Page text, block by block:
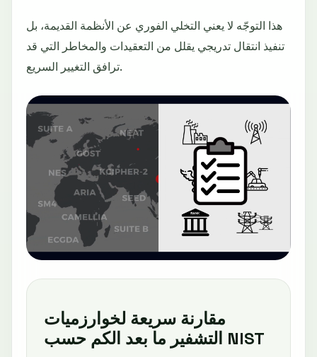
هذا التوجّه لا يعني التخلي الفوري عن الأنظمة القديمة، بل
تنفيذ انتقال تدريجي يقلل من التعقيدات والمخاطر التي قد
ترافق التغيير السريع.
مقارنة سريعة لخوارزميات
التشفير ما بعد الكم حسب NIST